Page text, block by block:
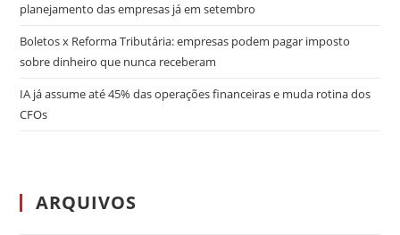
planejamento das empresas já em setembro
Boletos x Reforma Tributária: empresas podem pagar imposto
sobre dinheiro que nunca receberam
IA já assume até 45% das operações financeiras e muda rotina dos
CFOs
ARQUIVOS